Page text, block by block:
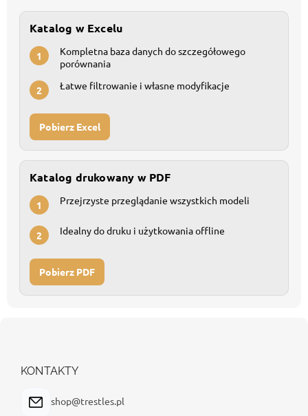
Katalog w Excelu
1
Kompletna baza danych do szczegółowego
porównania
2 Łatwe filtrowanie i własne modyfikacje
Pobierz Excel
Katalog drukowany w PDF
1 Przejrzyste przeglądanie wszystkich modeli
2 Idealny do druku i użytkowania offline
Pobierz PDF
KONTAKTY
shop@trestles.pl